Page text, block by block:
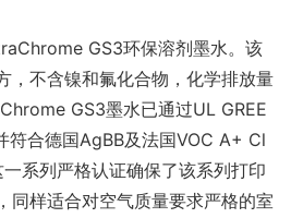
GS3环保溶剂墨水。该
，不含镍和氟化合物，化学排放量
GS3墨水已通过UL GREE
符合德国AgBB及法国VOC A+ Cl
系列严格认证确保了该系列打印
同样适合对空气质量要求严格的室